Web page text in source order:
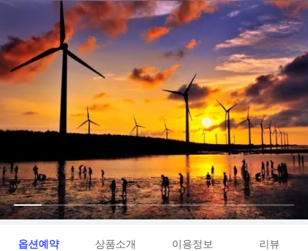
옵션예약 상품소개 이용정보 리뷰